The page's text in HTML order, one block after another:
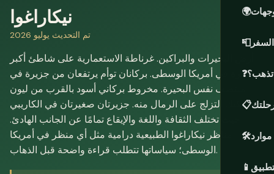
🌍
📮
❓تذهب؟
📋
🛠️موارد
📱
نيكاراغوا
تم التحديث يوليو 2026
أرض البحيرات والبراكين. غرناطة الاستعمارية على شاطئ أكبر
بحيرة في أمريكا الوسطى. بركانان توأم يرتفعان من جزيرة في
منتصف نفس البحيرة. مخروط بركاني أسود بالقرب من ليون
يمكنك التزلج على الرمال منه. جزيرتان صغيرتان في الكاريبي
حيث تختلف الثقافة واللغة والإيقاع تمامًا عن الجانب الهادئ.
مناظر نيكاراغوا الطبيعية درامية مثل أي منظر في أمريكا
الوسطى؛ سياساتها تتطلب قراءة واضحة قبل الذهاب.